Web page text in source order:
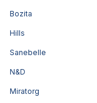
Bozita
Hills
Sanebelle
N&D
Miratorg